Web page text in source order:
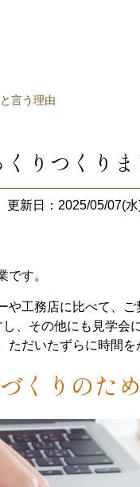
言う理由
りつくり
更新日：2025/05/07(
です。
や工務店に比べて、
し、その他にも見学
だいたずらに時間を
くりのた